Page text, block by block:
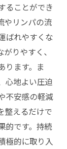
ることができ
やリンパの流
ばれやすくな
りやすく、
ります。ま
心地よい圧迫
不安感の軽減
整えるだけで
的です。持続
極的に取り入